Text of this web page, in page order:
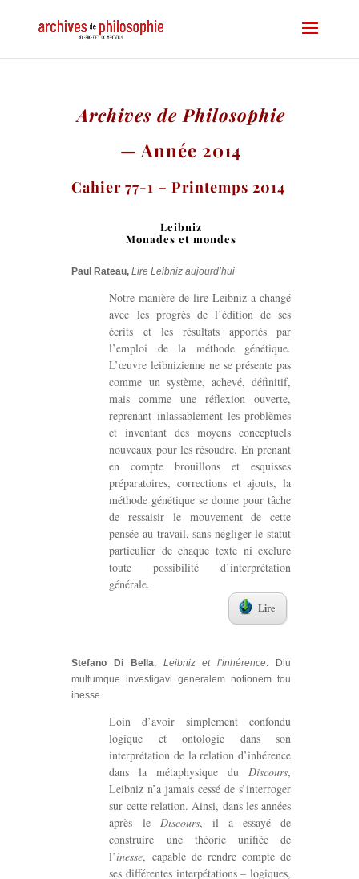
Archives de Philosophie
— Année 2014
Cahier 77-1 – Printemps 2014
Leibniz
Monades et mondes
Paul Rateau, Lire Leibniz aujourd’hui
Notre manière de lire Leibniz a changé
avec les progrès de l’édition de ses
écrits et les résultats apportés par
l’emploi de la méthode génétique.
L’œuvre leibnizienne ne se présente pas
comme un système, achevé, définitif,
mais comme une réflexion ouverte,
reprenant inlassablement les problèmes
et inventant des moyens conceptuels
nouveaux pour les résoudre. En prenant
en compte brouillons et esquisses
préparatoires, corrections et ajouts, la
méthode génétique se donne pour tâche
de ressaisir le mouvement de cette
pensée au travail, sans négliger le statut
particulier de chaque texte ni exclure
toute possibilité d’interprétation
générale.
Lire
Stefano Di Bella, Leibniz et l’inhérence. Diu
multumque investigavi generalem notionem tou
inesse
Loin d’avoir simplement confondu
logique et ontologie dans son
interprétation de la relation d’inhérence
dans la métaphysique duDiscours,
Leibniz n’a jamais cessé de s’interroger
sur cette relation. Ainsi, dans les années
après le Discours, il a essayé de
construire une théorie unifiée de
l’inesse, capable de rendre compte de
ses différentes interpétations – logiques,